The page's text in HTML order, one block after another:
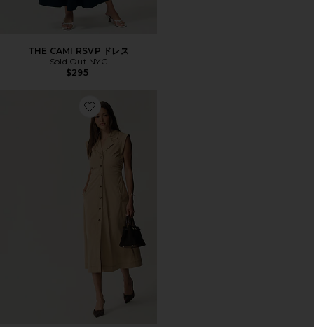
THE CAMI RSVP ドレス
Sold Out NYC
$295
Favorite ORLA ドレス